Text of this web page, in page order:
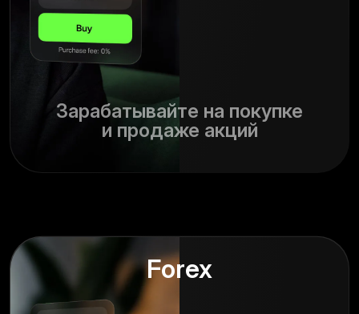
Зарабатывайте на покупке
и продаже акций
Forex